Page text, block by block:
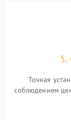
5.
Точная
соблюдением
нанесение
и